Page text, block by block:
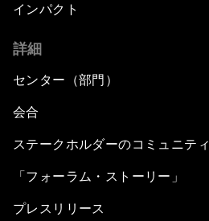
インパクト
詳細
センター（部門）
会合
ステークホルダーのコミュニティ
「フォーラム・ストーリー」
プレスリリース